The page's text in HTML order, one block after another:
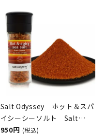
Salt Odyssey ホット＆スパ
イシーシーソルト Salt
Odyssey（ソルトオデッセ
950円 (税込)